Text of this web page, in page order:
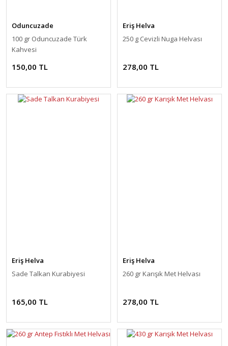
Oduncuzade
100 gr Oduncuzade Türk
Kahvesi
150,00 TL
Eriş Helva
250 g Cevizli Nuga Helvası
278,00 TL
Eriş Helva
Sade Talkan Kurabiyesi
165,00 TL
Eriş Helva
260 gr Karışık Met Helvası
278,00 TL